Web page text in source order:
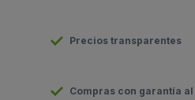
Precios transparentes
Compras con garantía al